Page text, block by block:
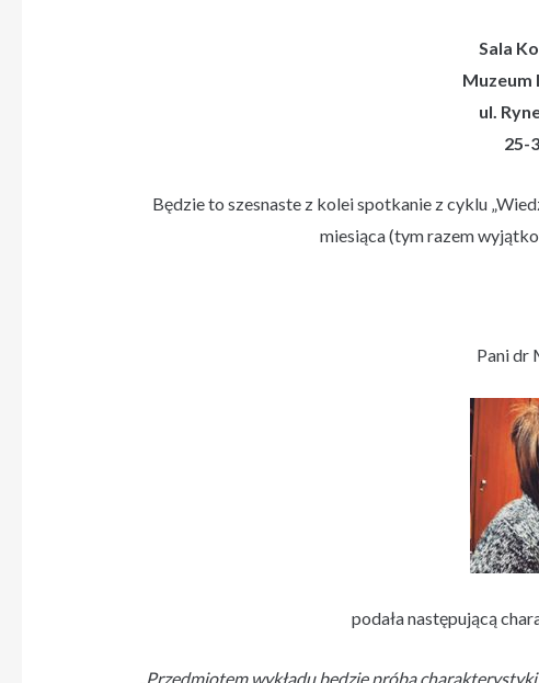
Sala
Muzeum
ul.
25-
Będzie to szesnaste z kolei spotkanie z cyklu
miesiąca (tym razem
Pani dr
podała następującą
„Przedmiotem wykładu będzie próba